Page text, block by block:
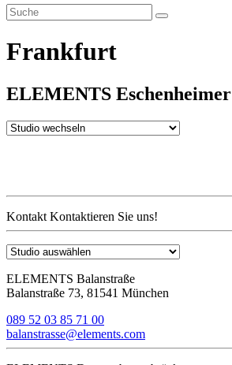
Frankfurt
ELEMENTS Eschen­heimer
Kontakt Kontaktieren Sie uns!
ELEMENTS Balanstraße
Balanstraße 73, 81541 München
089 52 03 85 71 00
balanstrasse@elements.com